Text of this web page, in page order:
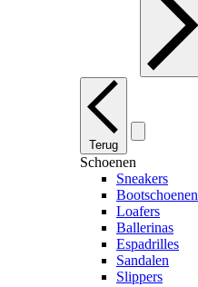
Terug
Schoenen
Sneakers
Bootschoenen
Loafers
Ballerinas
Espadrilles
Sandalen
Slippers